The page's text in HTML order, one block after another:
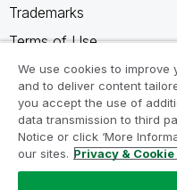
Trademarks
Terms of Use
Legal Agreements
Product Terms
Do not share my info
We use cookies to
and to deliver content
you accept the use of
data transmission to third
Notice or click ‘More
our sites. Privacy &